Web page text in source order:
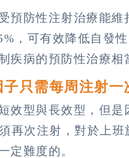
預防性注射治療能
，可有效降低自發
疾病的預防性治療相
只需每周注射一
效型與長效型，但
再次注射，對於上
定難度的。